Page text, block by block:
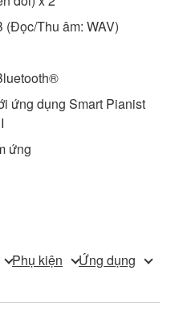
(Đọc/Thu âm: WAV)
ứng dụng Smart Pianist
ứng
Phụ kiện Ứng dụng